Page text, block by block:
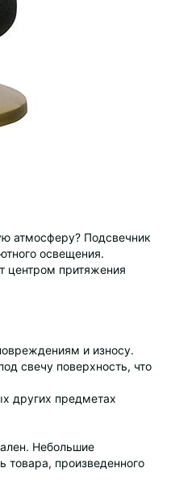
атмосферу? Подсвечник
освещения.
центром притяжения
и износу.
свечу поверхность, что
других предметах
Небольшие
товара, произведенного